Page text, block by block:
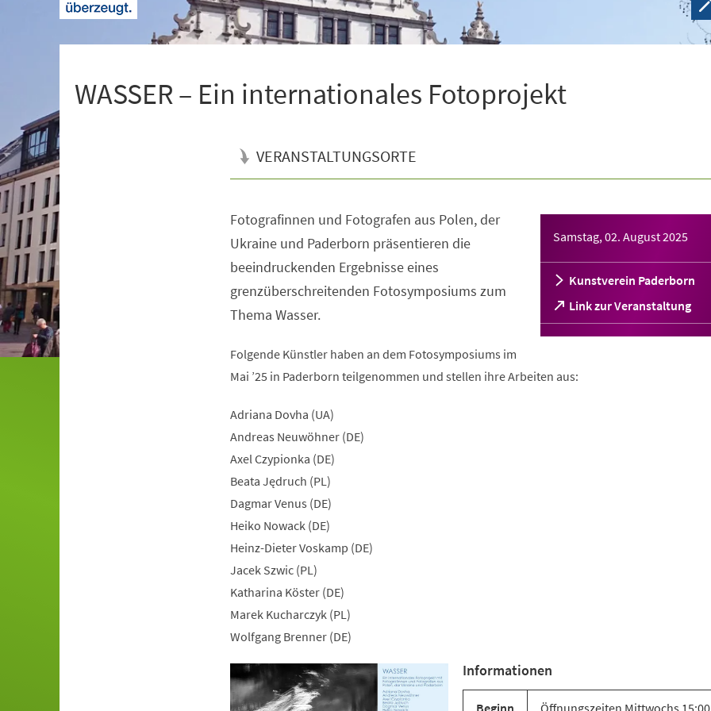
WASSER – Ein internationales Fotoprojekt
VERANSTALTUNGSORTE
Samstag, 02. August 2025
Kunstverein Paderborn
Link zur Veranstaltung
(Öffnet
in
einem
Fotografinnen und Fotografen aus Polen, der
Ukraine und Paderborn präsentieren die
beeindruckenden Ergebnisse eines
grenzüberschreitenden Fotosymposiums zum
Thema Wasser.
Folgende Künstler haben an dem Fotosymposiums im
Mai ’25 in Paderborn teilgenommen und stellen ihre Arbeiten aus:
Adriana Dovha (UA)
Andreas Neuwöhner (DE)
Axel Czypionka (DE)
Beata Jędruch (PL)
Dagmar Venus (DE)
Heiko Nowack (DE)
Heinz-Dieter Voskamp (DE)
Jacek Szwic (PL)
Katharina Köster (DE)
Marek Kucharczyk (PL)
Wolfgang Brenner (DE)
Informationen
Beginn
Öffnungszeiten Mittwochs